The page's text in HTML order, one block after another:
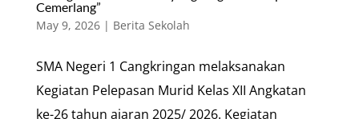
Cemerlang”
May 9, 2026| Berita Sekolah
SMA Negeri 1 Cangkringan melaksanakan
Kegiatan Pelepasan Murid Kelas XII Angkatan
ke-26 tahun ajaran 2025/ 2026. Kegiatan